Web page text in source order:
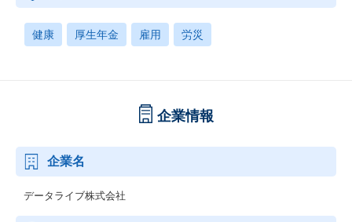
健康 厚生年金 雇用 労災
企業情報
企業名
データライブ株式会社